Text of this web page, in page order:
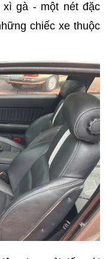
gà - một nét đặc
chiếc xe thuộc